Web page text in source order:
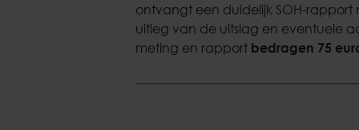
ontvangt een duidelijk SOH-
uitleg van de uitslag en eventuele
meting en rapport bedragen 75